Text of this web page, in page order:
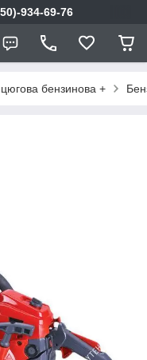
934-69-76
бензинова +